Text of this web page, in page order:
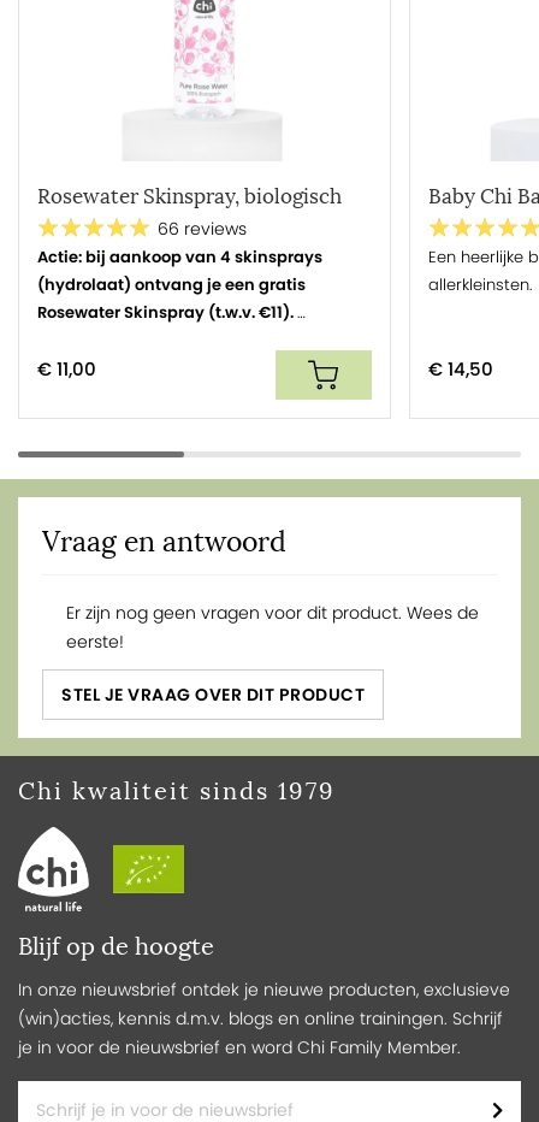
Rosewater Skinspray, biologisch
66 reviews
Actie: bij aankoop van 4 skinsprays
(hydrolaat) ontvang je een gratis
Rosewater Skinspray (t.w.v. €11).
van puur rozenwater. Ook voor de
€ 11,00
Baby Chi
Een heerlijke
allerkleinsten.
€ 14,50
Vraag en antwoord
Er zijn nog geen vragen voor dit product. Wees de
eerste!
STEL JE VRAAG OVER DIT PRODUCT
Blijf op de hoogte
In onze nieuwsbrief ontdek je nieuwe producten, exclusieve
(win)acties, kennis d.m.v. blogs en online trainingen. Schrijf
je in voor de nieuwsbrief en word Chi Family Member.
Chi kwaliteit sinds 1979